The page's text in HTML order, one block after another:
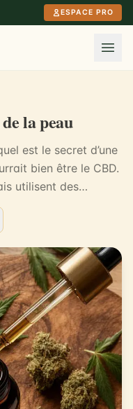
ESPACE PRO
la peau
est le secret d’une
bien être le CBD.
utilisent des
soins de la ...